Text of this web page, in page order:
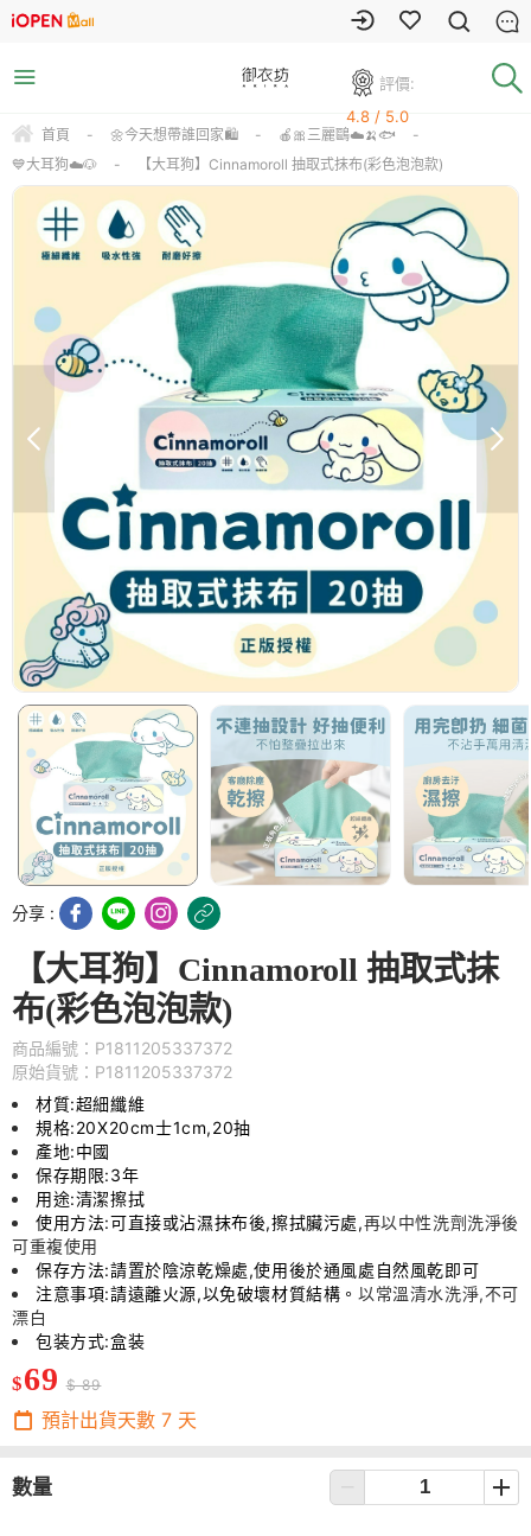
評價:
4.8 / 5.0
首頁 - 🌼今天想帶誰回家🛍️ - 🍎🎀三麗鷗☁️🍌🐟
-
💙大耳狗☁️🐶
- 【大耳狗】Cinnamoroll 抽取式抹布(彩色泡泡款)
分享 :
【大耳狗】Cinnamoroll 抽取式抹
布(彩色泡泡款)
商品編號：P1811205337372
原始貨號：P1811205337372
材質:超細纖維
規格:20X20cm士1cm,20抽
產地:中國
保存期限:3年
用途:清潔擦拭
使用方法:可直接或沾濕抹布後,擦拭臟污處,再以中性洗劑洗淨後
可重複使用
保存方法:請置於陰涼乾燥處,使用後於通風處自然風乾即可
注意事項:請遠離火源,以免破壞材質結構。 以常溫清水洗淨,不可
漂白
包装方式:盒装
$69 $ 89
預計出貨天數 7 天
數量